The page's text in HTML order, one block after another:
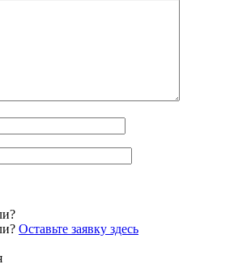
Оставьте заявку здесь